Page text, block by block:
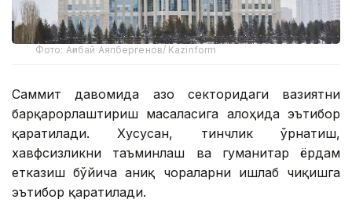
Фото: Ағибай Аяпбергенов/ Kazinform
Саммит давомида Ғазо секторидаги вазиятни
барқарорлаштириш масаласига алоҳида эътибор
қаратилади. Хусусан, тинчлик ўрнатиш,
хавфсизликни таъминлаш ва гуманитар ёрдам
етказиш бўйича аниқ чораларни ишлаб чиқишга
эътибор қаратилади.